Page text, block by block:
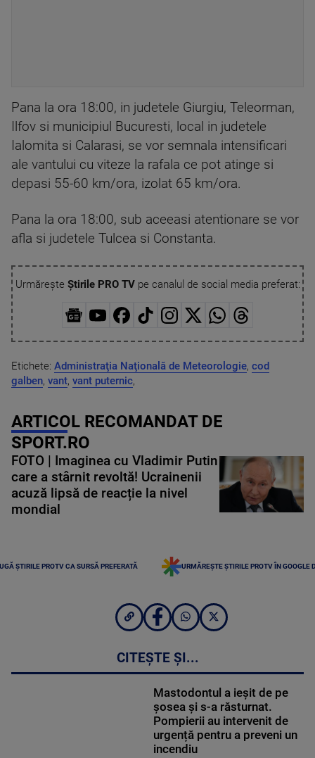
Pana la ora 18:00, in judetele Giurgiu, Teleorman,
Ilfov si municipiul Bucuresti, local in judetele
Ialomita si Calarasi, se vor semnala intensificari
ale vantului cu viteze la rafala ce pot atinge si
depasi 55-60 km/ora, izolat 65 km/ora.
Pana la ora 18:00, sub aceeasi atentionare se vor
afla si judetele Tulcea si Constanta.
Urmărește Știrile PRO TVpe canalul de social media preferat:
Etichete: Administraţia Naţională de Meteorologie, cod
galben, vant, vant puternic,
ARTICOL RECOMANDAT DE
SPORT.RO
FOTO | Imaginea cu Vladimir Putin
care a stârnit revoltă! Ucrainenii
acuză lipsă de reacție la nivel
mondial
ȘTIRILE PROTV CA SURSĂ PREFERATĂ URMĂREȘTE ȘTIRILE PROTV ÎN GOOGLE
CITEȘTE ȘI...
Mastodontul a ieșit de pe
șosea și s-a răsturnat.
Pompierii au intervenit de
urgență pentru a preveni un
incendiu